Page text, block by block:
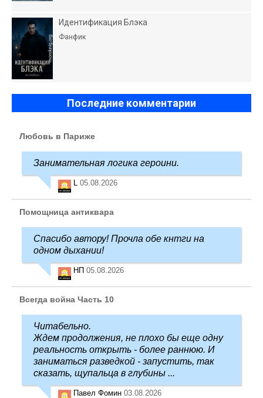
Идентификация Блэка
Фанфик
Последние комментарии
Любовь в Париже
Занимательная логика героини.
05.08.2026
Помощница антиквара
Спасибо автору! Прочла обе кнтги на
одном дыхании!
НП 05.08.2026
Всегда война Часть 10
Читабельно.
Ждем продолжения, не плохо бы еще одну
реальность открыть - более раннюю. И
заниматься разведкой - запустить, так
сказать, щупальца в глубины ...
Павел Фомин 03.08.2026